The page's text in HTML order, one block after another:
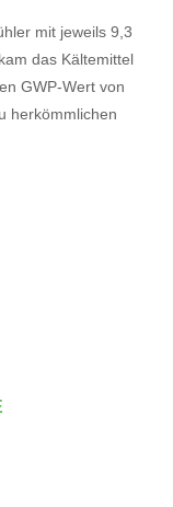
mit jeweils 9,3
das Kältemittel
GWP-Wert von
herkömmlichen